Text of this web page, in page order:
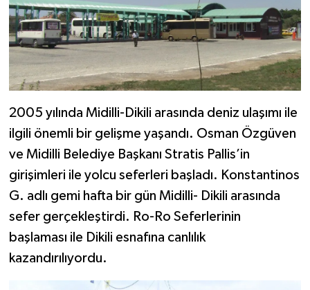
2005 yılında Midilli-Dikili arasında deniz ulaşımı ile
ilgili önemli bir gelişme yaşandı. Osman Özgüven
ve Midilli Belediye Başkanı Stratis Pallis’in
girişimleri ile yolcu seferleri başladı. Konstantinos
G. adlı gemi hafta bir gün Midilli- Dikili arasında
sefer gerçekleştirdi. Ro-Ro Seferlerinin
başlaması ile Dikili esnafına canlılık
kazandırılıyordu.